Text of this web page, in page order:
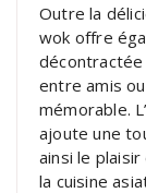
Outre la
wok offre
entre amis
mémorable.
ajoute une
ainsi le
la cuisine